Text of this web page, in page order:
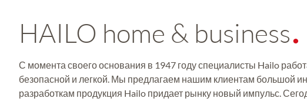
HAILO home & business
С момента своего основания в 1947 году специалисты Hailo
безопасной и легкой. Мы предлагаем нашим клиентам большой
разработкам продукция Hailo придает рынку новый импульс.